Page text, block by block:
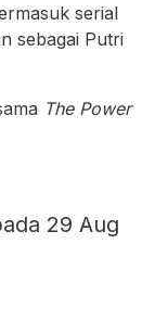
serial
sebagai Putri
The Power
29 Aug